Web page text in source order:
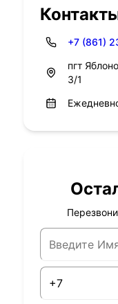
+7 (861)
пгт
3/1